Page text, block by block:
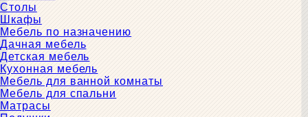
Столы
Шкафы
Мебель по назначению
Дачная мебель
Детская мебель
Кухонная мебель
Мебель для ванной комнаты
Мебель для спальни
Матрасы